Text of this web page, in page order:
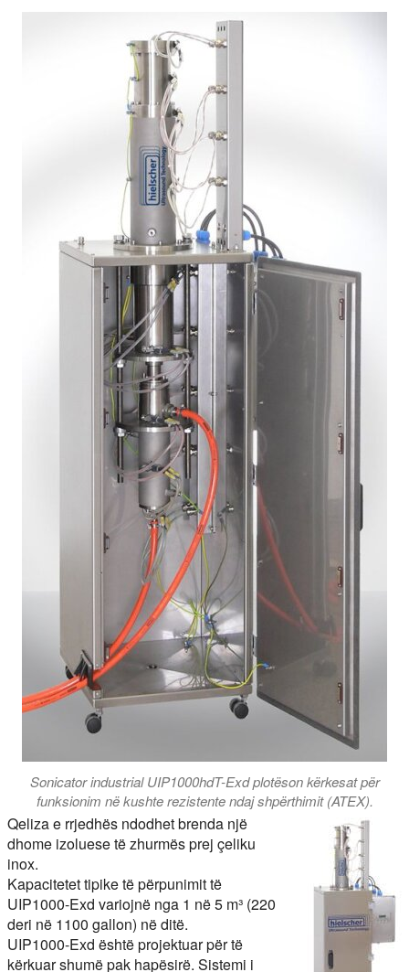
Sonicator industrial UIP1000hdT-Exd plotëson kërkesat për
funksionim në kushte rezistente ndaj shpërthimit (ATEX).
Qeliza e rrjedhës ndodhet brenda një
dhome izoluese të zhurmës prej çeliku
inox.
Kapacitetet tipike të përpunimit të
UIP1000-Exd variojnë nga 1 në 5 m³ (220
deri në 1100 gallon) në ditë.
UIP1000-Exd është projektuar për të
kërkuar shumë pak hapësirë. Sistemi i